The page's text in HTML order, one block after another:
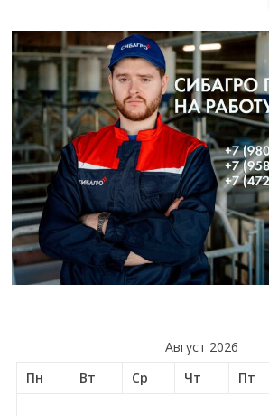
Август 2026
Пн
Вт Ср Чт Пт